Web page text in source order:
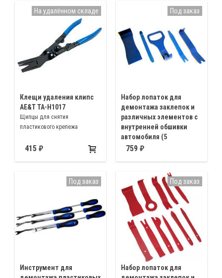
Клещи удаления клипс
AE&T TA-H1017
Щипцы для снятия
пластикового крепежа
415
На удалённом складе
Набор лопаток для
демонтажа заклепок и
различных элементов с
внутренней обшивки
автомобиля (5
предметов), Aist
деревянных и пластиковых
элементов с дверных панелей,
приборных панелей и других
элементов внутренней
обшивки автомобиля
759
Под заказ
Инструмент для
Под заказ
Набор лопаток для
Под заказ